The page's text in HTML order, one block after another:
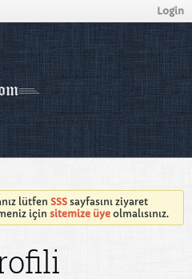
Login
lütfen SSS sayfasını ziyaret
için sitemize üye olmalısınız.